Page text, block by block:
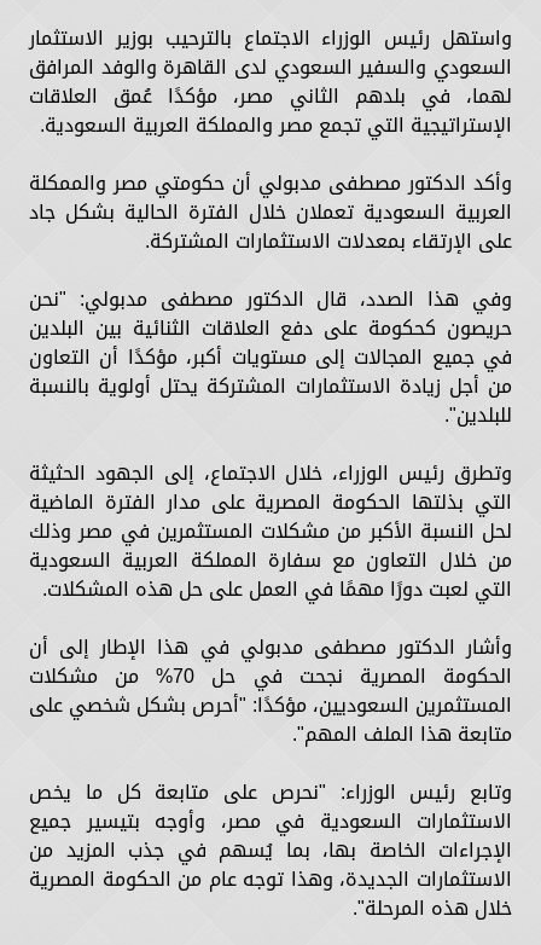
واستهل رئيس الوزراء الاجتماع بالترحيب بوزير الاستثمار
السعودي والسفير السعودي لدى القاهرة والوفد المرافق
لهما، في بلدهم الثاني مصر، مؤكدًا عُمق العلاقات
الإستراتيجية التي تجمع مصر والمملكة العربية السعودية.
وأكد الدكتور مصطفى مدبولي أن حكومتي مصر والممكلة
العربية السعودية تعملان خلال الفترة الحالية بشكل جاد
على الإرتقاء بمعدلات الاستثمارات المشتركة.
وفي هذا الصدد، قال الدكتور مصطفى مدبولي: "نحن
حريصون كحكومة على دفع العلاقات الثنائية بين البلدين
في جميع المجالات إلى مستويات أكبر، مؤكدًا أن التعاون
من أجل زيادة الاستثمارات المشتركة يحتل أولوية بالنسبة
للبلدين".
وتطرق رئيس الوزراء، خلال الاجتماع، إلى الجهود الحثيثة
التي بذلتها الحكومة المصرية على مدار الفترة الماضية
لحل النسبة الأكبر من مشكلات المستثمرين في مصر وذلك
من خلال التعاون مع سفارة المملكة العربية السعودية
التي لعبت دورًا مهمًا في العمل على حل هذه المشكلات.
وأشار الدكتور مصطفى مدبولي في هذا الإطار إلى أن
الحكومة المصرية نجحت في حل 70% من مشكلات
المستثمرين السعوديين، مؤكدًا: "أحرص بشكل شخصي على
متابعة هذا الملف المهم".
وتابع رئيس الوزراء: "نحرص على متابعة كل ما يخص
الاستثمارات السعودية في مصر، وأوجه بتيسير جميع
الإجراءات الخاصة بها، بما يُسهم في جذب المزيد من
الاستثمارات الجديدة، وهذا توجه عام من الحكومة المصرية
خلال هذه المرحلة".